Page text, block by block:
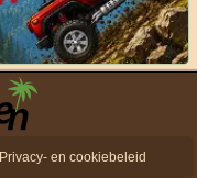
Privacy- en cookiebeleid